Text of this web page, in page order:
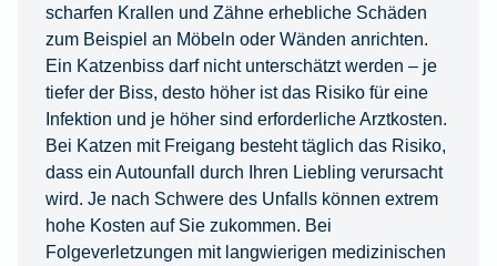
scharfen Krallen und Zähne erhebliche Schäden
zum Beispiel an Möbeln oder Wänden anrichten.
Ein Katzenbiss darf nicht unterschätzt werden – je
tiefer der Biss, desto höher ist das Risiko für eine
Infektion und je höher sind erforderliche Arztkosten.
Bei Katzen mit Freigang besteht täglich das Risiko,
dass ein Autounfall durch Ihren Liebling verursacht
wird. Je nach Schwere des Unfalls können extrem
hohe Kosten auf Sie zukommen. Bei
Folgeverletzungen mit langwierigen medizinischen